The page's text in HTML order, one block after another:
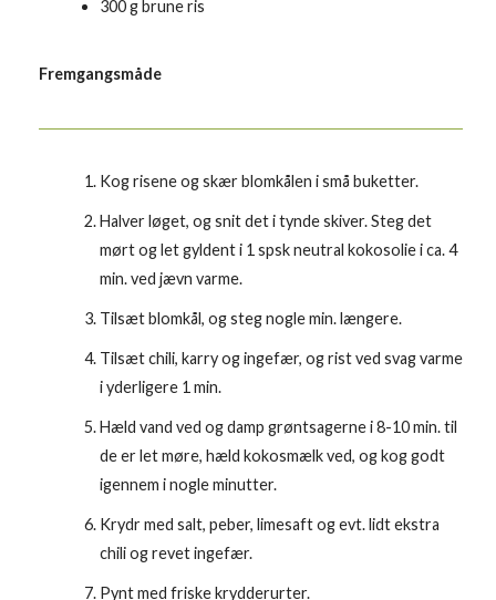
300 g brune ris
Fremgangsmåde
Kog risene og skær blomkålen i små buketter.
Halver løget, og snit det i tynde skiver. Steg det
mørt og let gyldent i 1 spsk neutral kokosolie i ca. 4
min. ved jævn varme.
Tilsæt blomkål, og steg nogle min. længere.
Tilsæt chili, karry og ingefær, og rist ved svag varme
i yderligere 1 min.
Hæld vand ved og damp grøntsagerne i 8-10 min. til
de er let møre, hæld kokosmælk ved, og kog godt
igennem i nogle minutter.
Krydr med salt, peber, limesaft og evt. lidt ekstra
chili og revet ingefær.
Pynt med friske krydderurter.